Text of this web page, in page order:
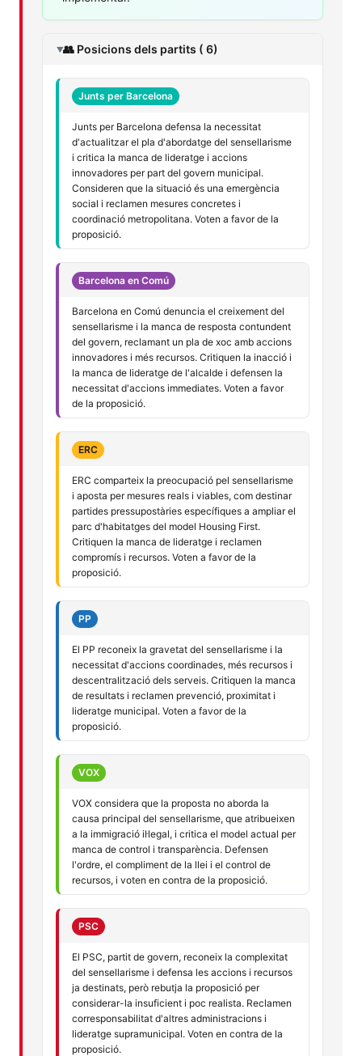
👥 Posicions dels partits ( 6)
Junts per Barcelona
Junts per Barcelona defensa la necessitat
d'actualitzar el pla d'abordatge del sensellarisme
i critica la manca de lideratge i accions
innovadores per part del govern municipal.
Consideren que la situació és una emergència
social i reclamen mesures concretes i
coordinació metropolitana. Voten a favor de la
proposició.
Barcelona en Comú
Barcelona en Comú denuncia el creixement del
sensellarisme i la manca de resposta contundent
del govern, reclamant un pla de xoc amb accions
innovadores i més recursos. Critiquen la inacció i
la manca de lideratge de l'alcalde i defensen la
necessitat d'accions immediates. Voten a favor
de la proposició.
ERC
ERC comparteix la preocupació pel sensellarisme
i aposta per mesures reals i viables, com destinar
partides pressupostàries específiques a ampliar el
parc d'habitatges del model Housing First.
Critiquen la manca de lideratge i reclamen
compromís i recursos. Voten a favor de la
proposició.
PP
El PP reconeix la gravetat del sensellarisme i la
necessitat d'accions coordinades, més recursos i
descentralització dels serveis. Critiquen la manca
de resultats i reclamen prevenció, proximitat i
lideratge municipal. Voten a favor de la
proposició.
VOX
VOX considera que la proposta no aborda la
causa principal del sensellarisme, que atribueixen
a la immigració il·legal, i critica el model actual per
manca de control i transparència. Defensen
l'ordre, el compliment de la llei i el control de
recursos, i voten en contra de la proposició.
PSC
El PSC, partit de govern, reconeix la complexitat
del sensellarisme i defensa les accions i recursos
ja destinats, però rebutja la proposició per
considerar-la insuficient i poc realista. Reclamen
corresponsabilitat d'altres administracions i
lideratge supramunicipal. Voten en contra de la
proposició.